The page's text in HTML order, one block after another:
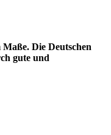
Die Deutschen
gute und